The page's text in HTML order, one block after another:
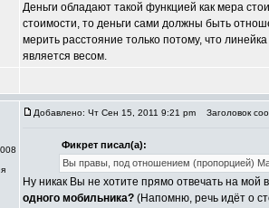
Деньги обладают такой функцией как мера
стоимости, то деньги сами должны быть
мерить расстояние только потому, что
является весом.
Добавлено: Чт Сен 15, 2011 9:21 pm Заголовок
Фикрет писал(а):
Вы правы, под отношением (пропорцией)
Ну никак Вы не хотите прямо отвечать на мой
одного мобильника? (Напомню, речь идёт о